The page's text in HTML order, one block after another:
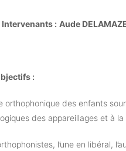
Intervenants : Aude
:
orthophonique des enfants
des appareillages et à
l’une en libéral,